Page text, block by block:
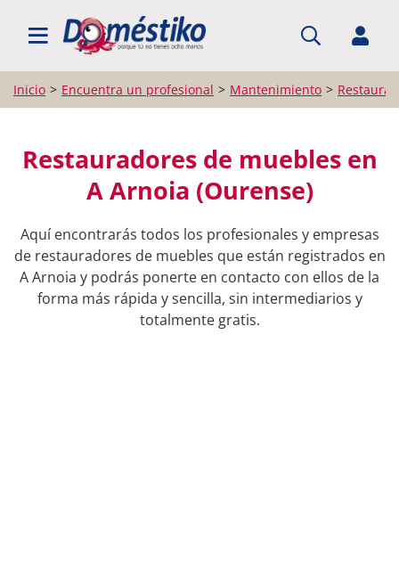
BUSCAR PROFESIONALES
Inicio Encuentra un profesional Mantenimiento
Restauradores de muebles en
A Arnoia (Ourense)
Aquí encontrarás todos los profesionales y empresas
de restauradores de muebles que están registrados en
A Arnoia y podrás ponerte en contacto con ellos de la
forma más rápida y sencilla, sin intermediarios y
totalmente gratis.